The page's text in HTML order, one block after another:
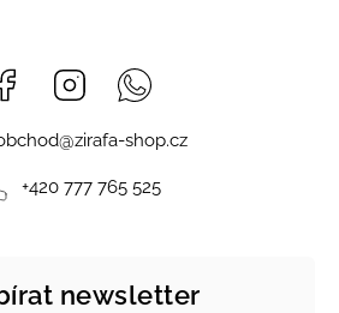
Facebook Instagram
@zirafa-shop.cz
+420 777 765 525
newsletter